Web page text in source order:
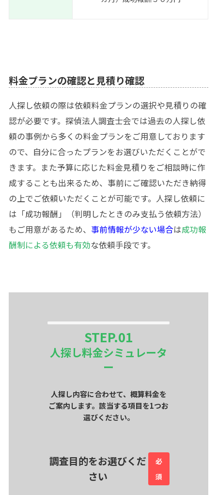
料金プランの確認と見積り確認
人探し依頼の際は依頼料金プランの選択や見積りの確
認が必要です。探偵法人調査士会では過去の人探し依
頼の事例から多くの料金プランをご用意しております
ので、自分に合ったプランをお選びいただくことがで
きます。また予算に応じた料金見積りをご相談時に作
成することも出来るため、事前にご確認いただき納得
の上でご依頼いただくことが可能です。人探し依頼に
は「成功報酬」（判明したときのみ支払う依頼方法）
もご用意があるため、 事前情報が少ない場合は成功報
酬制による依頼も有効な依頼手段です。
STEP.01
人探し料金シミュレータ
ー
人探し内容に合わせて、概算料金を
ご案内します。該当する項目を1つお
選びください。
調査目的をお選びくだ
さい
必
須